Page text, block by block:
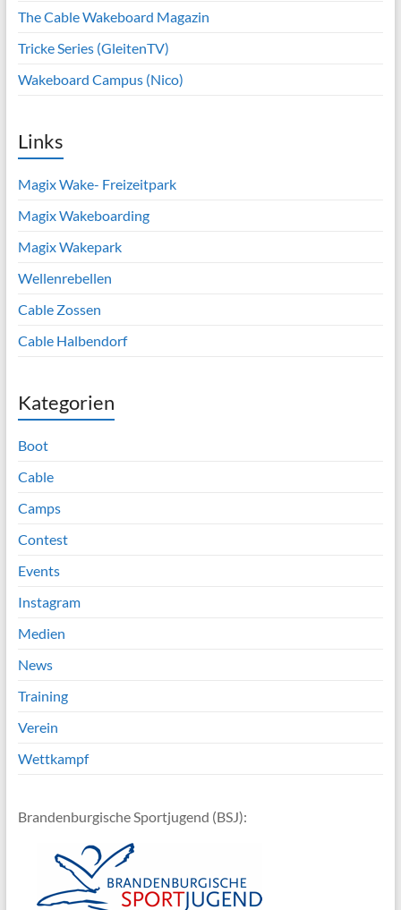
The Cable Wakeboard Magazin
Tricke Series (GleitenTV)
Wakeboard Campus (Nico)
Links
Magix Wake- Freizeitpark
Magix Wakeboarding
Magix Wakepark
Wellenrebellen
Cable Zossen
Cable Halbendorf
Kategorien
Boot
Cable
Camps
Contest
Events
Instagram
Medien
News
Training
Verein
Wettkampf
Brandenburgische Sportjugend (BSJ):